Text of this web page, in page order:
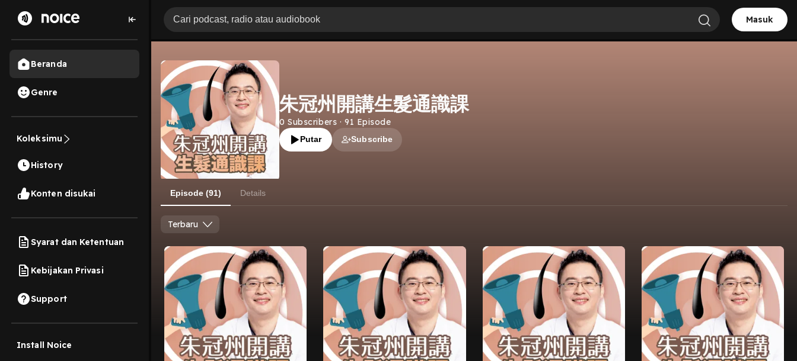
Beranda
Genre
Koleksimu
History
Konten disukai
Syarat dan Ketentuan
Kebijakan Privasi
Support
Install Noice
Masuk
朱冠州開講生髮通識課
0 Subscribers · 91 Episode
Putar Subscribe
Episode (91) Details
Terbaru